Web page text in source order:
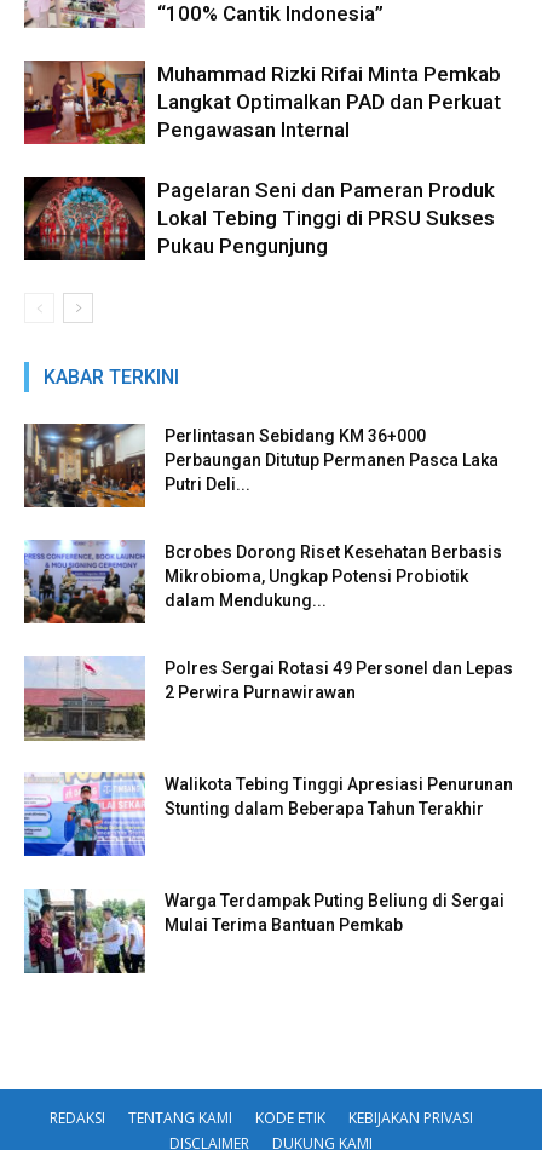
“100% Cantik Indonesia”
Muhammad Rizki Rifai Minta Pemkab
Langkat Optimalkan PAD dan Perkuat
Pengawasan Internal
Pagelaran Seni dan Pameran Produk
Lokal Tebing Tinggi di PRSU Sukses
Pukau Pengunjung
KABAR TERKINI
Perlintasan Sebidang KM 36+000
Perbaungan Ditutup Permanen Pasca Laka
Putri Deli...
Bcrobes Dorong Riset Kesehatan Berbasis
Mikrobioma, Ungkap Potensi Probiotik
dalam Mendukung...
Polres Sergai Rotasi 49 Personel dan Lepas
2 Perwira Purnawirawan
Walikota Tebing Tinggi Apresiasi Penurunan
Stunting dalam Beberapa Tahun Terakhir
Warga Terdampak Puting Beliung di Sergai
Mulai Terima Bantuan Pemkab
REDAKSI TENTANG KAMI KODE ETIK
KEBIJAKAN PRIVASI
DISCLAIMER
DUKUNG KAMI